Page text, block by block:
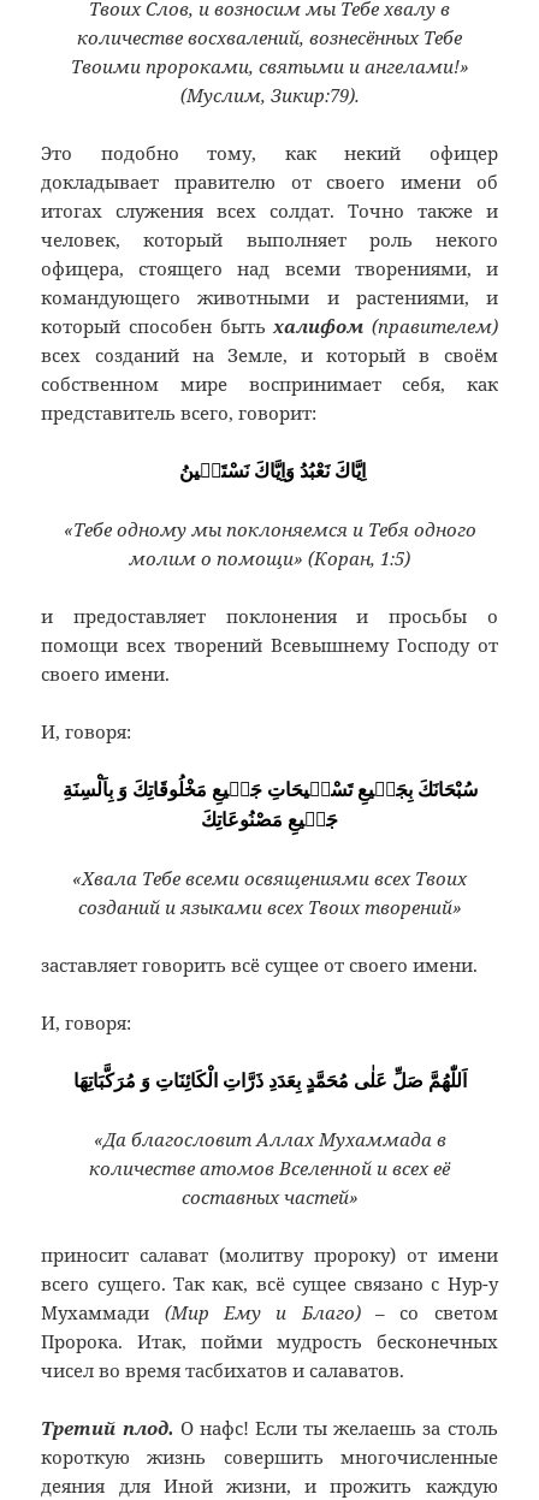
Твоих Слов, и возносим мы Тебе хвалу в
количестве восхвалений, вознесённых Тебе
Твоими пророками, святыми и ангелами!»
(Муслим, Зикир:79).
Это подобно тому, как некий офицер
докладывает правителю от своего имени об
итогах служения всех солдат. Точно также и
человек, который выполняет роль некого
офицера, стоящего над всеми творениями, и
командующего животными и растениями, и
который способен быть халифом (правителем)
всех созданий на Земле, и который в своём
собственном мире воспринимает себя, как
представитель всего, говорит:
اِيَّاكَ نَعْبُدُ وَاِيَّاكَ نَسْتَعٖينُ
«Тебе одному мы поклоняемся и Тебя одного
молим о помощи» (Коран, 1:5)
и предоставляет поклонения и просьбы о
помощи всех творений Всевышнему Господу от
своего имени.
И, говоря:
سُبْحَانَكَ بِجَمٖيعِ تَسْبٖيحَاتِ جَمٖيعِ مَخْلُوقَاتِكَ وَ بِاَلْسِنَةِ
جَمٖيعِ مَصْنُوعَاتِكَ
«Хвала Тебе всеми освящениями всех Твоих
созданий и языками всех Твоих творений»
заставляет говорить всё сущее от своего имени.
И, говоря:
اَللّٰهُمَّ صَلِّ عَلٰى مُحَمَّدٍ بِعَدَدِ ذَرَّاتِ الْكَائِنَاتِ وَ مُرَكَّبَاتِهَا
«Да благословит Аллах Мухаммада в
количестве атомов Вселенной и всех её
составных частей»
приносит салават (молитву пророку) от имени
всего сущего. Так как, всё сущее связано с Нур-у
Мухаммади (Мир Ему и Благо)– со светом
Пророка. Итак, пойми мудрость бесконечных
чисел во время тасбихатов и салаватов.
Третий плод. О нафс! Если ты желаешь за столь
короткую жизнь совершить многочисленные
деяния для Иной жизни, и прожить каждую